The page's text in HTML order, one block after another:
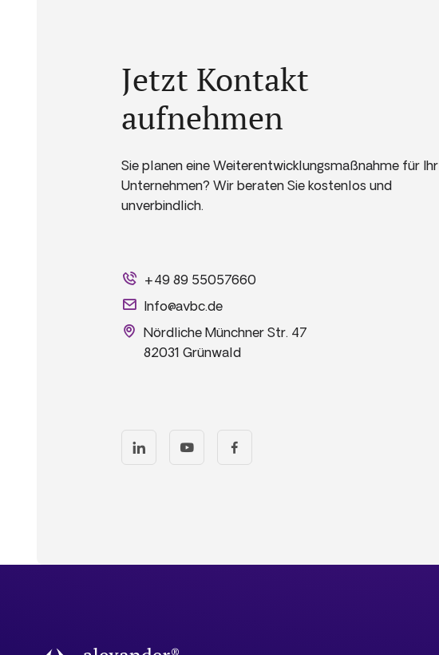
Jetzt Kontakt
aufnehmen
Sie planen eine Weiterentwicklungsmaßnahme für Ihr
Unternehmen? Wir beraten Sie kostenlos und
unverbindlich.
+49 89 55057660
Info@avbc.de
Nördliche Münchner Str. 47
82031 Grünwald